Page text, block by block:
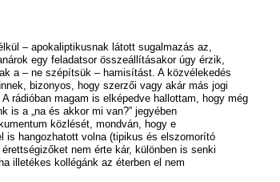
– apokaliptikusnak látott sugalmazás az,
egy feladatsor összeállításakor úgy érzik,
a – ne szépítsük – hamisítást. A közvélekedés
bizonyos, hogy szerzői vagy akár más jogi
rádióban magam is elképedve hallottam, hogy még
is a „na és akkor mi van?” jegyében
közlését, mondván, hogy e
is hangozhatott volna (tipikus és elszomorító
érettségizőket nem érte kár, különben is senki
illetékes kollégánk az éterben el nem